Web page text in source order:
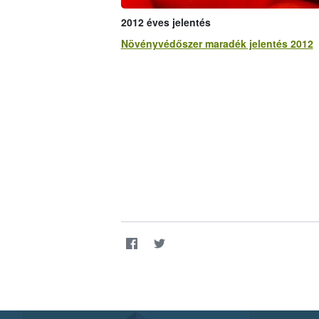
2012 éves jelentés
Növényvédőszer maradék jelentés 2012